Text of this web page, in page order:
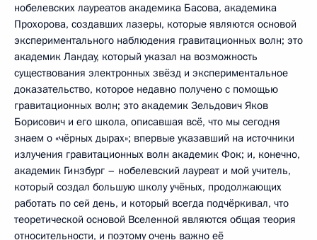
нобелевских лауреатов академика Басова, академика
Прохорова, создавших лазеры, которые являются основой
экспериментального наблюдения гравитационных волн; это
академик Ландау, который указал на возможность
существования электронных звёзд и экспериментальное
доказательство, которое недавно получено с помощью
гравитационных волн; это академик Зельдович Яков
Борисович и его школа, описавшая всё, что мы сегодня
знаем о «чёрных дырах»; впервые указавший на источники
излучения гравитационных волн академик Фок; и, конечно,
академик Гинзбург – нобелевский лауреат и мой учитель,
который создал большую школу учёных, продолжающих
работать по сей день, и который всегда подчёркивал, что
теоретической основой Вселенной являются общая теория
относительности, и поэтому очень важно её